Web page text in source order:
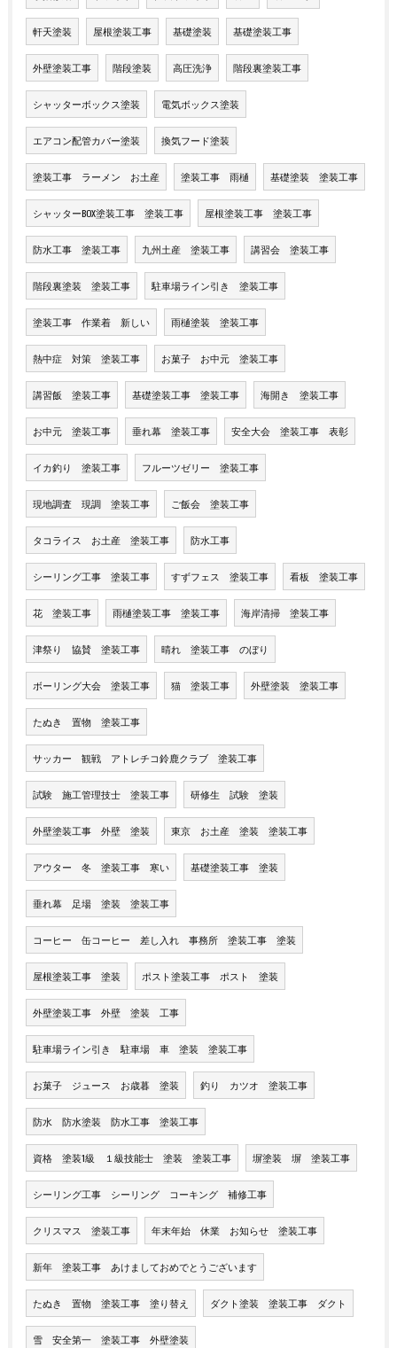
軒天塗装 屋根塗装工事 基礎塗装 基礎塗装工事
外壁塗装工事 階段塗装 高圧洗浄 階段裏塗装工事
シャッターボックス塗装 電気ボックス塗装
エアコン配管カバー塗装 換気フード塗装
塗装工事 ラーメン お土産 塗装工事 雨樋 基礎塗装 塗装工事
シャッターBOX塗装工事 塗装工事 屋根塗装工事 塗装工事
防水工事 塗装工事 九州土産 塗装工事 講習会 塗装工事
階段裏塗装 塗装工事 駐車場ライン引き 塗装工事
塗装工事 作業着 新しい 雨樋塗装 塗装工事
熱中症 対策 塗装工事 お菓子 お中元 塗装工事
講習飯 塗装工事 基礎塗装工事 塗装工事 海開き 塗装工事
お中元 塗装工事 垂れ幕 塗装工事 安全大会 塗装工事 表彰
イカ釣り 塗装工事 フルーツゼリー 塗装工事
現地調査 現調 塗装工事 ご飯会 塗装工事
タコライス お土産 塗装工事 防水工事
シーリング工事 塗装工事 すずフェス 塗装工事 看板 塗装工事
花 塗装工事 雨樋塗装工事 塗装工事 海岸清掃 塗装工事
津祭り 協賛 塗装工事 晴れ 塗装工事 のぼり
ボーリング大会 塗装工事 猫 塗装工事 外壁塗装 塗装工事
たぬき 置物 塗装工事
サッカー 観戦 アトレチコ鈴鹿クラブ 塗装工事
試験 施工管理技士 塗装工事 研修生 試験 塗装
外壁塗装工事 外壁 塗装 東京 お土産 塗装 塗装工事
アウター 冬 塗装工事 寒い 基礎塗装工事 塗装
垂れ幕 足場 塗装 塗装工事
コーヒー 缶コーヒー 差し入れ 事務所 塗装工事 塗装
屋根塗装工事 塗装 ポスト塗装工事 ポスト 塗装
外壁塗装工事 外壁 塗装 工事
駐車場ライン引き 駐車場 車 塗装 塗装工事
お菓子 ジュース お歳暮 塗装 釣り カツオ 塗装工事
防水 防水塗装 防水工事 塗装工事
資格 塗装1級 １級技能士 塗装 塗装工事 塀塗装 塀 塗装工事
シーリング工事 シーリング コーキング 補修工事
クリスマス 塗装工事 年末年始 休業 お知らせ 塗装工事
新年 塗装工事 あけましておめでとうございます
たぬき 置物 塗装工事 塗り替え ダクト塗装 塗装工事 ダクト
雪 安全第一 塗装工事 外壁塗装